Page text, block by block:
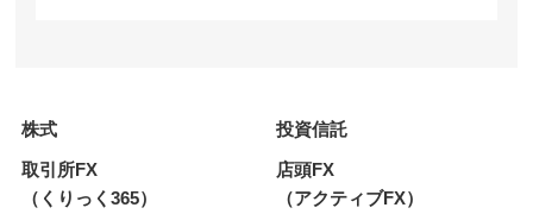
株式
投資信託
取引所FX
（くりっく365）
店頭FX
（アクティブFX）